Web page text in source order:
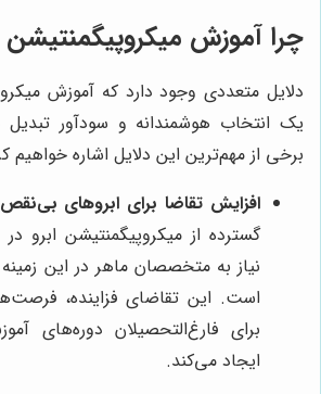
چرا آموزش میکروپیگمنتیشن
دلایل متعددی وجود دارد که آموزش
یک انتخاب هوشمندانه و سودآور تبدیل
برخی از مهم‌ترین این دلایل اشاره خواهیم
افزایش تقاضا برای ابروهای
گسترده از میکروپیگمنتیشن ابرو در
نیاز به متخصصان ماهر در این
است. این تقاضای فزاینده،
برای فارغ‌التحصیلان دوره‌های
ایجاد می‌کند.